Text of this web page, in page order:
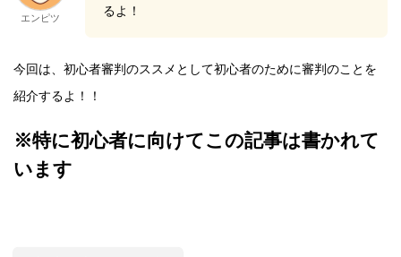
エンピツ
るよ！
今回は、初心者審判のススメとして初心者のために審判のことを
紹介するよ！！
※特に初心者に向けてこの記事は書かれて
います